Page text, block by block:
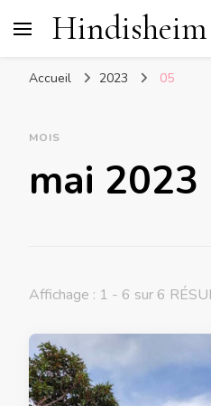
Accueil 2023 05
MOIS
mai 2023
Affichage : 1 - 6 sur 6